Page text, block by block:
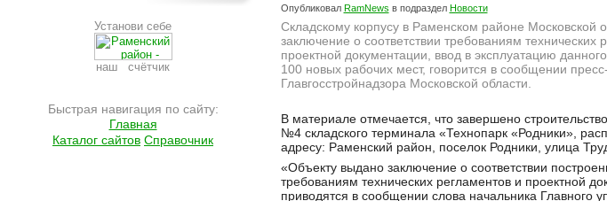
Установи себе
наш счётчик
Быстрая навигация по сайту:
Главная
Каталог сайтов Справочник
Опубликовал RamNews в подраздел Новости
Складскому корпусу в Раменском районе Московской
заключение о соответствии требованиям технических
проектной документации, ввод в эксплуатацию
100 новых рабочих мест, говорится в сообщении
Главгосстройнадзора Московской области.
В материале отмечается, что завершено
№4 складского терминала «Технопарк «Родники»,
адресу: Раменский район, поселок Родники, улица
«Объекту выдано заключение о соответствии
требованиям технических регламентов и проектной
приводятся в сообщении слова начальника Главного